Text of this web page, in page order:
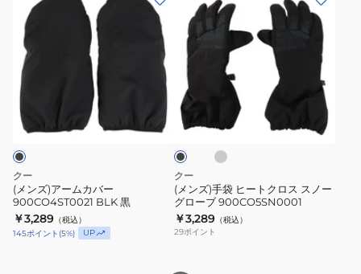
902CO5SN0007
BLK
防
寒
あ
っ
か
ス
マ
ホ
操
ク
901CO5SN0003
BLK
BLK
JM-
902CO5SN0004
ズ)
ア
ー
ム
カ
バ
ー
900CO4ST0021
BLK
黒
クー
(メンズ)アームカバー
900CO4ST0021 BLK 黒
￥3,289 （税込）
145ポイント (5%) UP
ズ)
ー
ト
ク
ロ
ス
ス
ノ
ラ
ッ
レ
ー
クー
(メンズ)手袋 ヒートクロス スノー
グローブ 900CO5SN0001
￥3,289 （税込）
29ポイント